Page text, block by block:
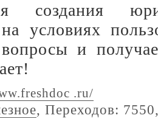
создания
условиях
и
.ru/
, Переходов: